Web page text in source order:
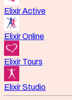
Elixír Active
Elixír Online
Elixír Tours
Elixír Studio